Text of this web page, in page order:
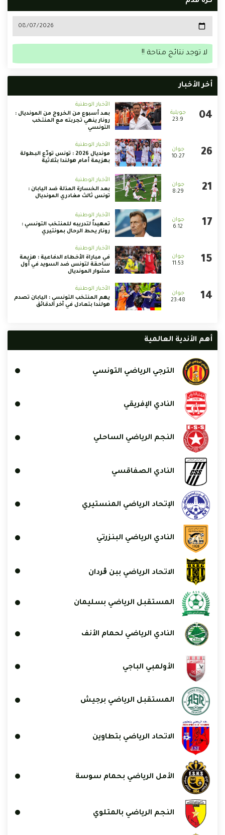
لا توجد نتائج متاحة !!
أخر الأخبار
23:9
الأخبار الوطنية
بعد أسبوع من الخروج من المونديال :
رونار ينهي تجربته مع المنتخب
التونسي
10:27
الأخبار الوطنية
مونديال 2026 : تونس تودّع البطولة
بهزيمة أمام هولندا بثلاثية
8:29
الأخبار الوطنية
بعد الخسارة المذلة ضد اليابان :
تونس ثالث مغادري المونديال
6:12
الأخبار الوطنية
تمهيداً لتدريبه للمنتخب التونسي :
رونار يحط الرحال بمونتيري
11:53
الأخبار الوطنية
في مباراة الأخطاء الدفاعية : هزيمة
ساحقة لتونس ضد السويد في أول
مشوار المونديال
23:48
الأخبار الوطنية
يهم المنتخب التونسي : اليابان تصدم
هولندا بتعادل في آخر الدقائق
أهم الأندية العالمية
الترجي الرياضي التونسي
النادي الإفريقي
النجم الرياضي الساحلي
النادي الصفاقسي
الإتحاد الرياضي المنستيري
النادي الرياضي البنزرتي
الاتحاد الرياضي ببن ڨردان
المستقبل الرياضي بسليمان
النادي الرياضي لحمام الأنف
الأولمبي الباجي
المستقبل الرياضي برجيش
الاتحاد الرياضي بتطاوين
الأمل الرياضي بحمام سوسة
النجم الرياضي بالمتلوي